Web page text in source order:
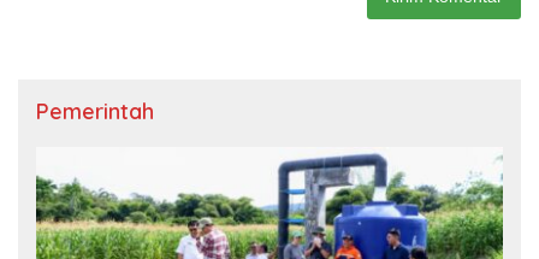
Pemerintah